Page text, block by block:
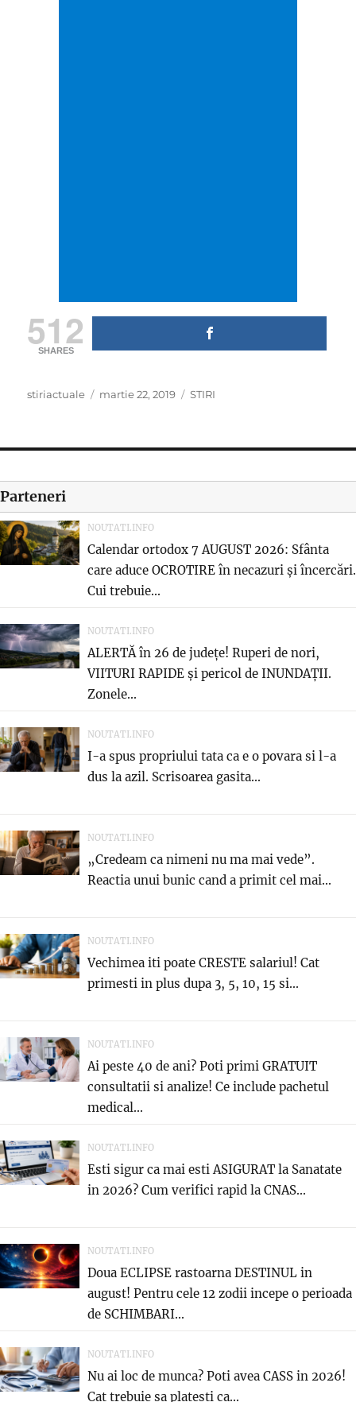
512
SHARES
Author
stiriactuale
Posted
martie 22, 2019 Categories
STIRI
Parteneri
NOUTATI.INFO
Calendar ortodox 7 AUGUST 2026: Sfânta
care aduce OCROTIRE în necazuri și încercări.
Cui trebuie...
NOUTATI.INFO
ALERTĂ în 26 de județe! Ruperi de nori,
VIITURI RAPIDE și pericol de INUNDAȚII.
Zonele...
NOUTATI.INFO
I-a spus propriului tata ca e o povara si l-a
dus la azil. Scrisoarea gasita...
NOUTATI.INFO
„Credeam ca nimeni nu ma mai vede”.
Reactia unui bunic cand a primit cel mai...
NOUTATI.INFO
Vechimea iti poate CRESTE salariul! Cat
primesti in plus dupa 3, 5, 10, 15 si...
NOUTATI.INFO
Ai peste 40 de ani? Poti primi GRATUIT
consultatii si analize! Ce include pachetul
medical...
NOUTATI.INFO
Esti sigur ca mai esti ASIGURAT la Sanatate
in 2026? Cum verifici rapid la CNAS...
NOUTATI.INFO
Doua ECLIPSE rastoarna DESTINUL in
august! Pentru cele 12 zodii incepe o perioada
de SCHIMBARI...
NOUTATI.INFO
Nu ai loc de munca? Poti avea CASS in 2026!
Cat trebuie sa platesti ca...